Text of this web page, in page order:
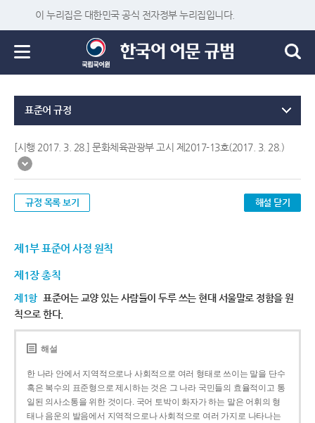
이 누리집은 대한민국 공식 전자정부 누리집입니다.
표준어 규정
[시행 2017. 3. 28.] 문화체육관광부 고시 제2017-13호(2017. 3. 28.)
규정 목록 보기 해설 닫기
제1부 표준어 사정 원칙
제1장 총칙
제1항 표준어는 교양 있는 사람들이 두루 쓰는 현대 서울말로 정함을 원
칙으로 한다.
해설
한 나라 안에서 지역적으로나 사회적으로 여러 형태로 쓰이는 말을 단수
혹은 복수의 표준형으로 제시하는 것은 그 나라 국민들의 효율적이고 통
일된 의사소통을 위한 것이다. 국어 토박이 화자가 하는 말은 어휘의 형
태나 음운의 발음에서 지역적으로나 사회적으로 여러 가지로 나타나는